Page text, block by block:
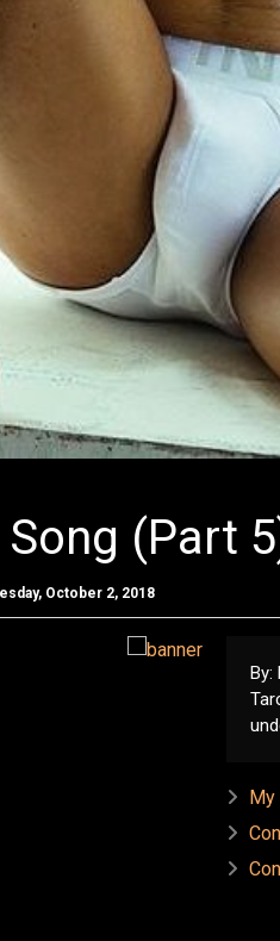
(Part
October 2, 2018
By:
My